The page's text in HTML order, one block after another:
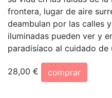
frontera, lugar de aire
deambulan por las calles
iluminadas pueden ver y
paradisíaco al cuidado de
28,00 €
comprar